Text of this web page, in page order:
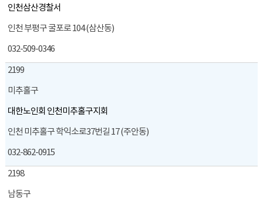
인천삼산경찰서
인천 부평구 굴포로 104 (삼산동)
032-509-0346
2199
미추홀구
대한노인회 인천미추홀구지회
인천 미추홀구 학익소로37번길 17 (주안동)
032-862-0915
2198
남동구